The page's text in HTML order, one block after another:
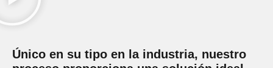
Único en su tipo en la industria, nuestro